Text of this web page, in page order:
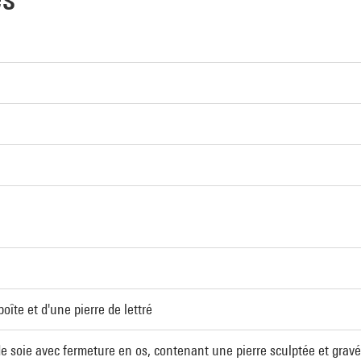
et d'une pierre de lettré
soie avec fermeture en os, contenant une pierre sculptée et